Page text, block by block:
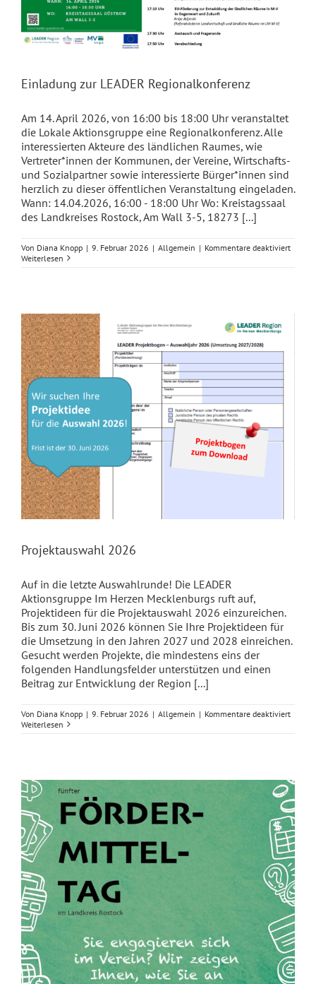
Einladung zur LEADER Regionalkonferenz
Am 14. April 2026, von 16:00 bis 18:00 Uhr veranstaltet
die Lokale Aktionsgruppe eine Regionalkonferenz. Alle
interessierten Akteure des ländlichen Raumes, wie
Vertreter*innen der Kommunen, der Vereine, Wirtschafts-
und Sozialpartner sowie interessierte Bürger*innen sind
herzlich zu dieser öffentlichen Veranstaltung eingeladen.
Wann: 14.04.2026, 16:00 - 18:00 Uhr Wo: Kreistagssaal
des Landkreises Rostock, Am Wall 3-5, 18273 [...]
Von Diana Knopp | 9. Februar 2026 | Allgemein | Kommentare deaktiviertfür
Weiterlesen
Projektauswahl 2026
Auf in die letzte Auswahlrunde! Die LEADER
Aktionsgruppe Im Herzen Mecklenburgs ruft auf,
Projektideen für die Projektauswahl 2026 einzureichen.
Bis zum 30. Juni 2026 können Sie Ihre Projektideen für
die Umsetzung in den Jahren 2027 und 2028 einreichen.
Gesucht werden Projekte, die mindestens eins der
folgenden Handlungsfelder unterstützen und einen
Beitrag zur Entwicklung der Region [...]
Von Diana Knopp | 9. Februar 2026 | Allgemein | Kommentare deaktiviertfür
Weiterlesen